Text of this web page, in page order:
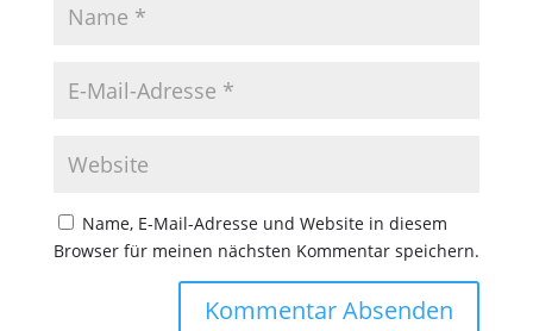
Name, E-Mail-Adresse und Website in diesem
Browser für meinen nächsten Kommentar speichern.